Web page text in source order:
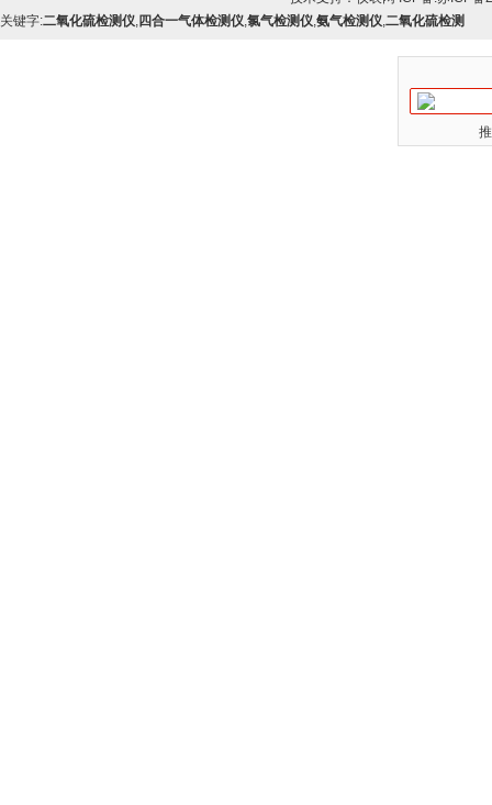
关键字:二氧化硫检测仪,四合一气体检测仪,氯气检测仪,氨气检测仪,二氧化硫检测